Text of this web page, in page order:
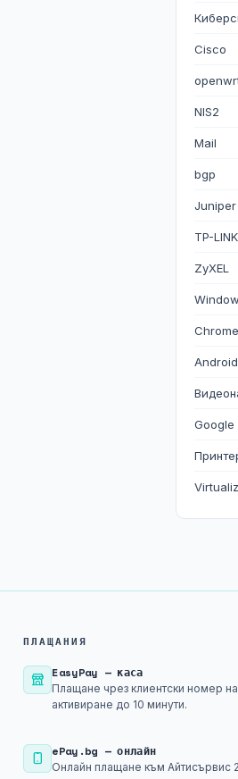
Cisco
NIS2
Mail
bgp
Juniper
TP-LINK
ZyXEL
Android
Google
ПЛАЩАНИЯ
EasyPay — каса
Плащане чрез клиентски номер
активиране до 10 минути.
ePay.bg — онлайн
Онлайн плащане към